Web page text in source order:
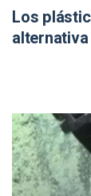
Los